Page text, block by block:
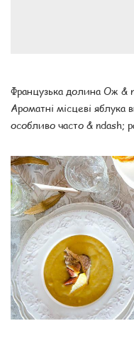
Французька долина Ож &
Ароматні місцеві яблука
особливо часто & ndash;